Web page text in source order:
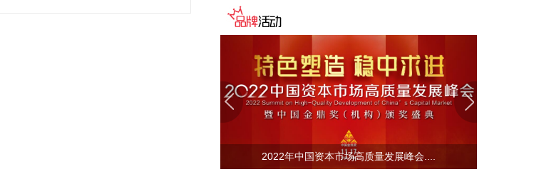
据气象部门预测和自然资源部地质灾害技术指导中心
研判，受台风“白海豚”影响，未来三天，浙江东部、
资源部于8月8日12时对安徽启动地质灾害防御IV级响
应，将浙江地质灾害防御响应等级由IV级提升为Ⅲ
级，派出司局级同志带队的工作组赴浙江指导地质灾
害防范应对工作。
中国地震台网正式测定：8月8日12时50分在美国阿
2022年中国资本市场高质量发展峰会....